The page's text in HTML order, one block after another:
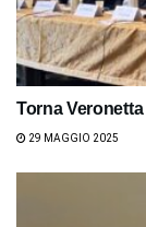
Torna
29 MAGGIO 2025